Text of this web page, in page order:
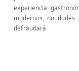
experiencia
modernos, no
defraudará.